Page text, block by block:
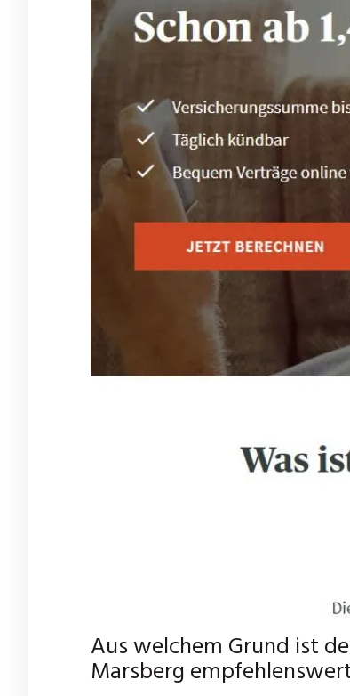
Aus welchem Grund ist
Marsberg